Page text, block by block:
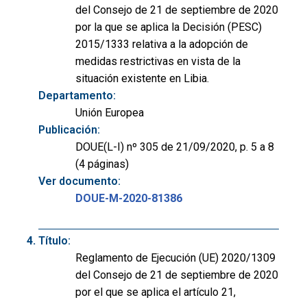
del Consejo de 21 de septiembre de 2020
por la que se aplica la Decisión (PESC)
2015/1333 relativa a la adopción de
medidas restrictivas en vista de la
situación existente en Libia.
Departamento:
Unión Europea
Publicación:
DOUE(L-I) nº 305 de 21/09/2020, p. 5 a 8
(4 páginas)
Ver documento:
DOUE-M-2020-81386
Título:
Reglamento de Ejecución (UE) 2020/1309
del Consejo de 21 de septiembre de 2020
por el que se aplica el artículo 21,